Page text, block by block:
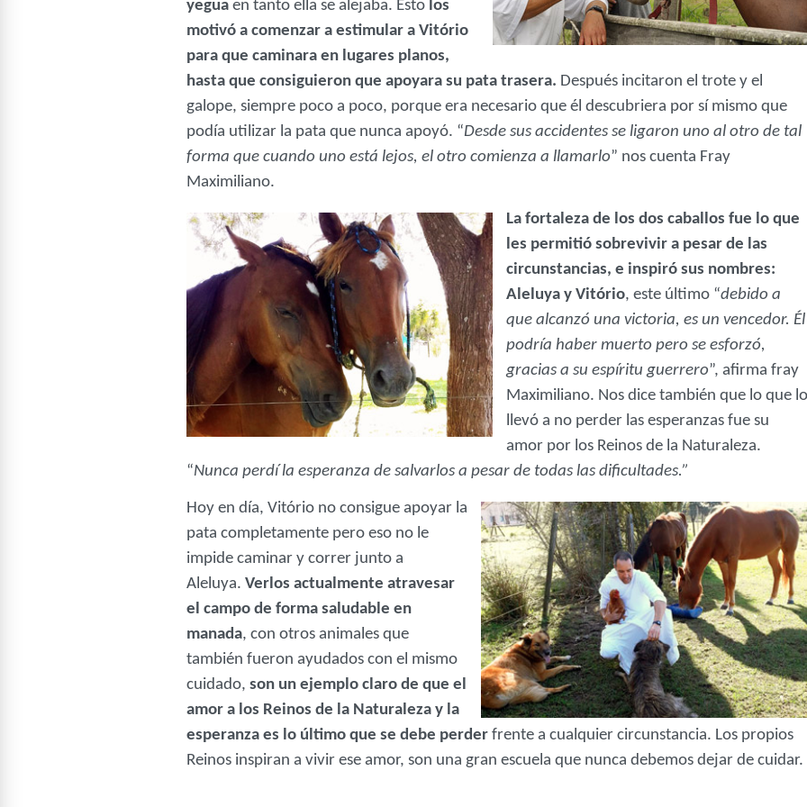
yegua en tanto ella se alejaba. Esto los
motivó a comenzar a estimular a Vitório
para que caminara en lugares planos,
hasta que consiguieron que apoyara su pata trasera. Después incitaron el trote y el
galope, siempre poco a poco, porque era necesario que él descubriera por sí mismo que
podía utilizar la pata que nunca apoyó. “Desde sus accidentes se ligaron uno al otro de tal
forma que cuando uno está lejos, el otro comienza a llamarlo” nos cuenta Fray
Maximiliano.
La fortaleza de los dos caballos fue lo que
les permitió sobrevivir a pesar de las
circunstancias, e inspiró sus nombres:
Aleluya y Vitório, este último “debido a
que alcanzó una victoria, es un vencedor. Él
podría haber muerto pero se esforzó,
gracias a su espíritu guerrero”, afirma fray
Maximiliano. Nos dice también que lo que lo
llevó a no perder las esperanzas fue su
amor por los Reinos de la Naturaleza.
“Nunca perdí la esperanza de salvarlos a pesar de todas las dificultades.”
Hoy en día, Vitório no consigue apoyar la
pata completamente pero eso no le
impide caminar y correr junto a
Aleluya. Verlos actualmente atravesar
el campo de forma saludable en
manada, con otros animales que
también fueron ayudados con el mismo
cuidado, son un ejemplo claro de que el
amor a los Reinos de la Naturaleza y la
esperanza es lo último que se debe perder frente a cualquier circunstancia. Los propios
Reinos inspiran a vivir ese amor, son una gran escuela que nunca debemos dejar de cuidar.